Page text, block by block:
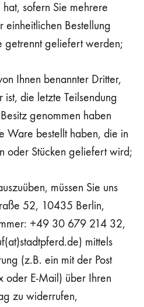
sofern Sie mehrere
einheitlichen Bestellung
getrennt geliefert werden;
Ihnen benannter Dritter,
die letzte Teilsendung
genommen haben
Ware bestellt haben, die in
oder Stücken geliefert wird;
müssen Sie uns
52, 10435 Berlin,
+49 30 679 214 32,
mittels
(z.B. ein mit der Post
oder E-Mail) über Ihren
zu widerrufen,